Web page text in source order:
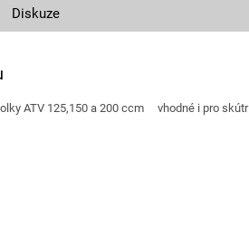
Diskuze
ATV 125,150 a 200 ccm vhodné i pro skútr